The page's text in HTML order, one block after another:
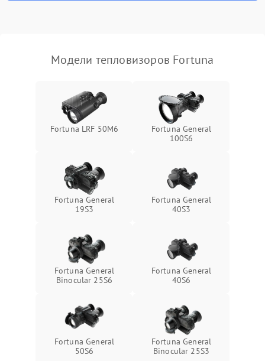
Модели тепловизоров Fortuna
Fortuna LRF 50M6
Fortuna General
100S6
Fortuna General
19S3
Fortuna General
40S3
Fortuna General
Binocular 25S6
Fortuna General
40S6
Fortuna General
50S6
Fortuna General
Binocular 25S3